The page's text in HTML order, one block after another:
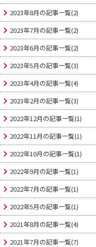
2023年8月の記事一覧(2)
2023年7月の記事一覧(2)
2023年6月の記事一覧(2)
2023年5月の記事一覧(3)
2023年4月の記事一覧(4)
2023年2月の記事一覧(3)
2022年12月の記事一覧(1)
2022年11月の記事一覧(1)
2022年10月の記事一覧(1)
2022年9月の記事一覧(1)
2022年7月の記事一覧(1)
2022年5月の記事一覧(1)
2021年8月の記事一覧(4)
2021年7月の記事一覧(7)